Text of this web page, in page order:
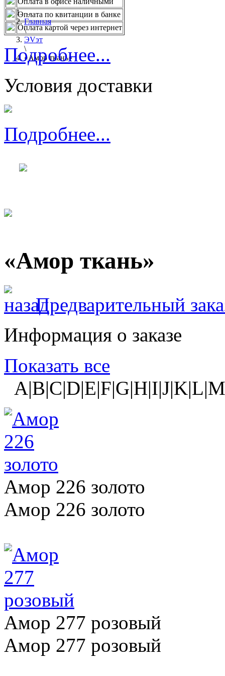
...
Главная
\
ЭVэт
\
«Амор ткань»
Оплата по квитанции в банке
Оплата картой через интернет
Подробнее...
Условия доставки
Подробнее...
«Амор ткань»
Предварительный
Информация о заказе
Показать все
Амор 226 золото
Амор 226 золото
Амор 277 розовый
Амор 277 розовый